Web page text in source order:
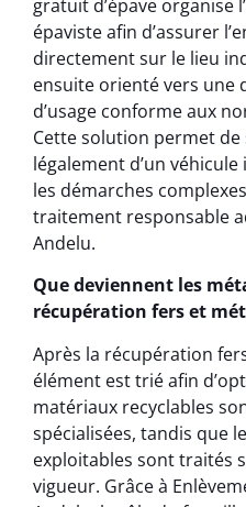
gratuit d’épave organise
épaviste afin d’assurer
directement sur le lieu
ensuite orienté vers une
d’usage conforme aux
Cette solution permet
légalement d’un
les démarches
traitement responsable
Andelu.
Que deviennent les
récupération fers et
Après la récupération
élément est trié afin
matériaux recyclables
spécialisées, tandis que
exploitables sont traités
vigueur. Grâce à